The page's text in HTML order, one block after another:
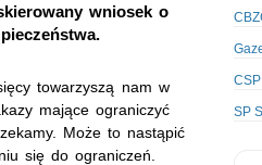
wniosek o
towarzyszą nam w
mające ograniczyć
Może to nastąpić
się do ograniczeń.
SP